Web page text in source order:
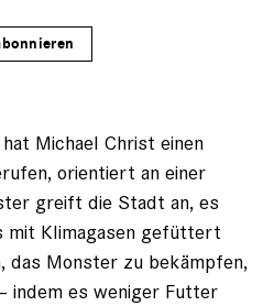
Michael Christ einen
orientiert an einer
greift die Stadt an, es
mit Klimagasen gefüttert
das Monster zu bekämpfen,
indem es weniger Futter